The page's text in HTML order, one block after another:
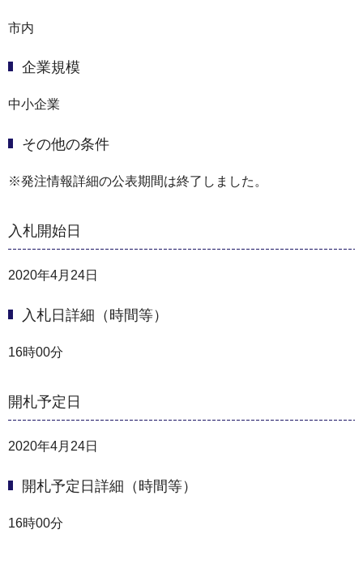
市内
企業規模
中小企業
その他の条件
※発注情報詳細の公表期間は終了しました。
入札開始日
2020年4月24日
入札日詳細（時間等）
16時00分
開札予定日
2020年4月24日
開札予定日詳細（時間等）
16時00分